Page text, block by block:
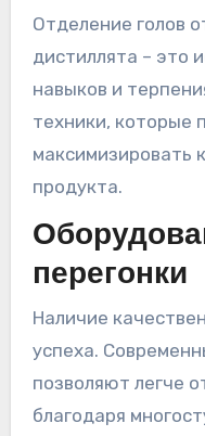
Отделение голов
дистиллята – это
навыков и
техники, которые
максимизировать
продукта.
перегонки
Наличие
успеха.
позволяют легче
благодаря